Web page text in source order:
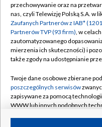
Abonament TVP
Emisja w TVP
Centrum informacji TVP
Naziemna Telewizja
Rada Programowa
System NOS
Informacje o nadawcy
przechowywanie oraz na
nas, czyli Telewizję Polską S.A. w
Zaufanych Partnerów z IAB*
Partnerów TVP (93 firm), w
zautomatyzowanego
mierzenia ich skuteczności) i
także zgody na udostępnianie
Twoje dane osobowe zbierane
poszczególnych serwisów
zapisywane za pomocą
WWW lub innych podobnych